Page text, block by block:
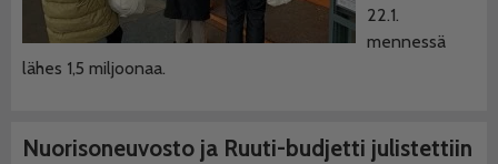
22.1.
mennessä
lähes 1,5 miljoonaa.
Nuorisoneuvosto ja Ruuti-budjetti julistettiin